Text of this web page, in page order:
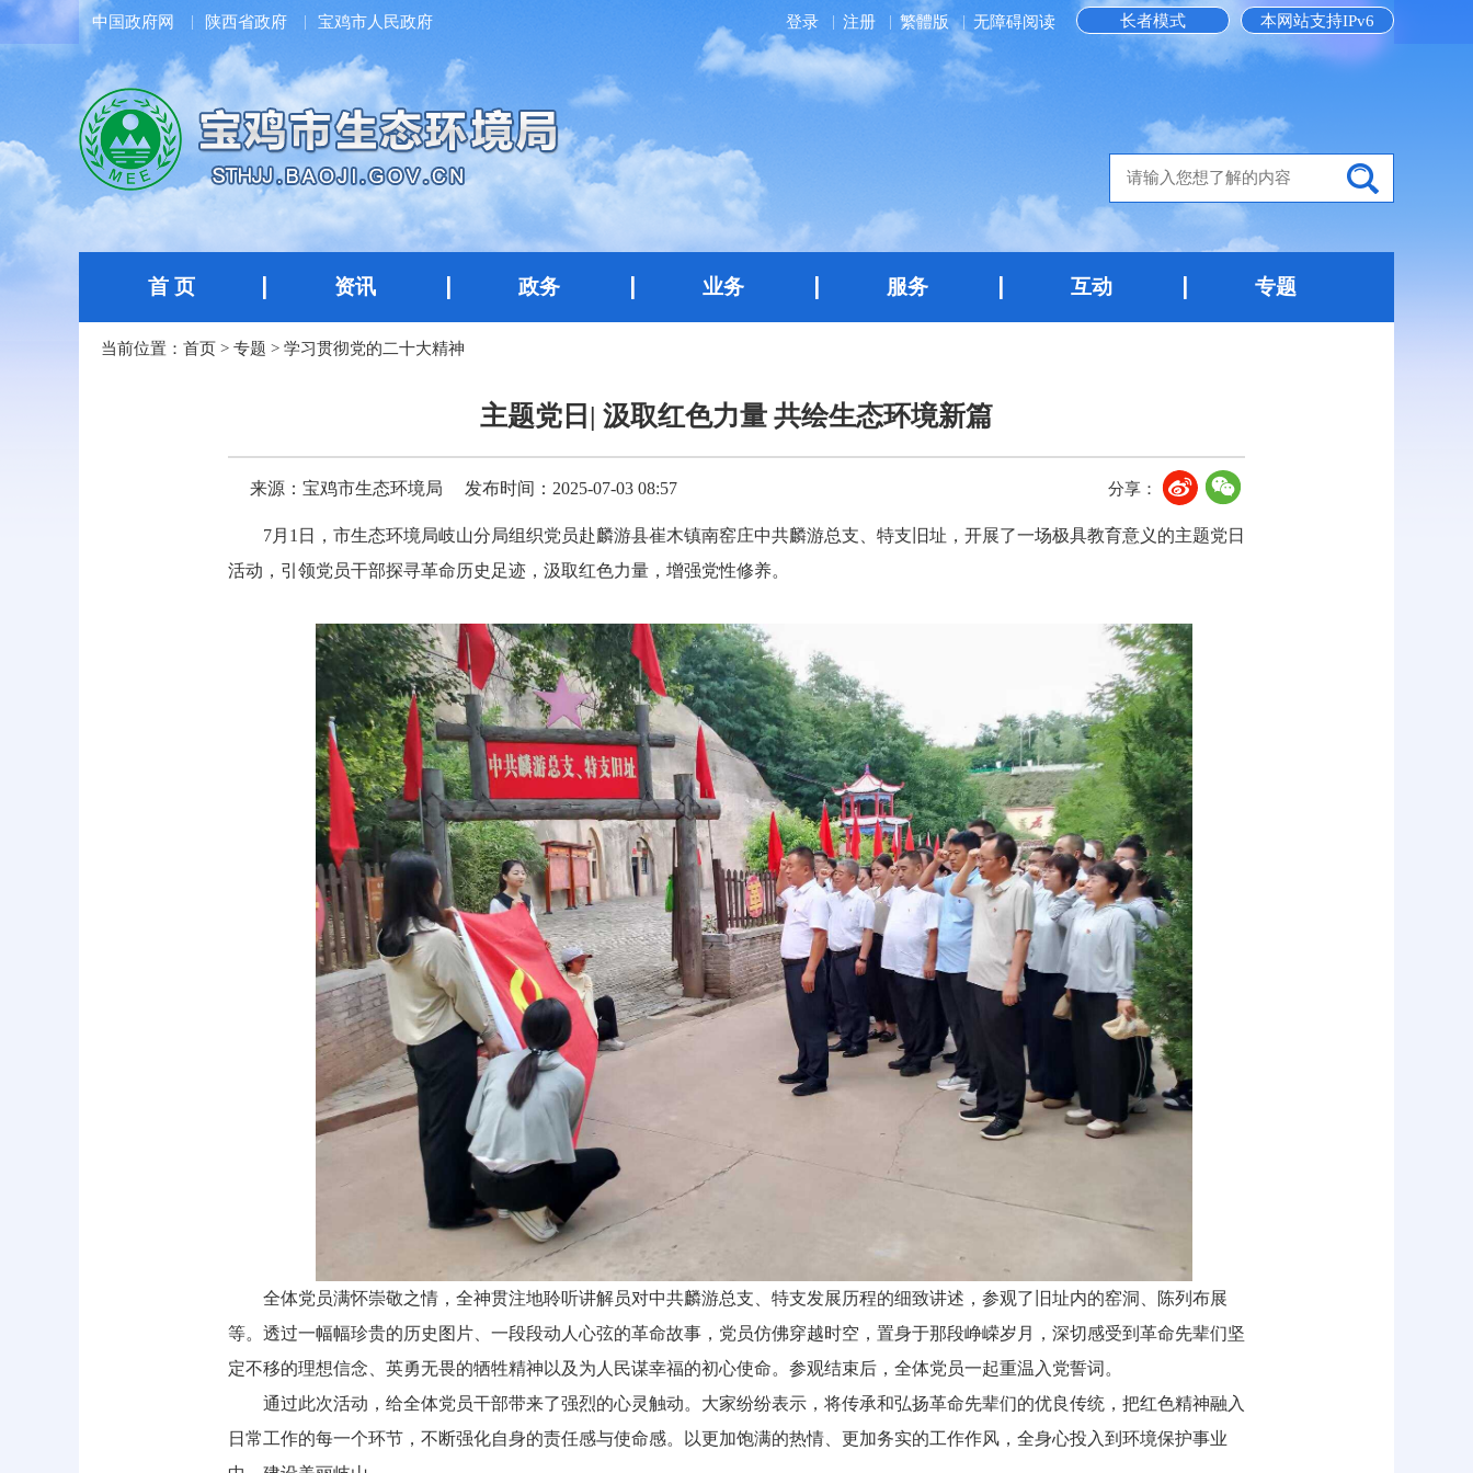
中国政府网 陕西省政府 宝鸡市人民政府 本网站支持IPv6
长者模式
登录 注册 繁體版 无障碍阅读
首 页 资讯 政务 业务 服务 互动 专题
当前位置： 首页 > 专题 > 学习贯彻党的二十大精神
主题党日| 汲取红色力量 共绘生态环境新篇
来源：宝鸡市生态环境局 发布时间：2025-07-03 08:57 分享：
7月1日，市生态环境局岐山分局组织党员赴麟游县崔木镇南窑庄中共麟游总支、特支旧址，开展了一场极具教育意义的主题党日
活动，引领党员干部探寻革命历史足迹，汲取红色力量，增强党性修养。
全体党员满怀崇敬之情，全神贯注地聆听讲解员对中共麟游总支、特支发展历程的细致讲述，参观了旧址内的窑洞、陈列布展
等。透过一幅幅珍贵的历史图片、一段段动人心弦的革命故事，党员仿佛穿越时空，置身于那段峥嵘岁月，深切感受到革命先辈们坚
定不移的理想信念、英勇无畏的牺牲精神以及为人民谋幸福的初心使命。参观结束后，全体党员一起重温入党誓词。
通过此次活动，给全体党员干部带来了强烈的心灵触动。大家纷纷表示，将传承和弘扬革命先辈们的优良传统，把红色精神融入
日常工作的每一个环节，不断强化自身的责任感与使命感。以更加饱满的热情、更加务实的工作作风，全身心投入到环境保护事业